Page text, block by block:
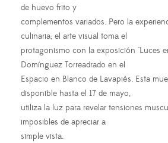
de huevo frito y
complementos variados. Pero la
culinaria; el arte visual toma el
protagonismo con la exposición "Luces
Domínguez Torreadrado en el
Espacio en Blanco de Lavapiés. Esta
disponible hasta el 17 de mayo,
utiliza la luz para revelar tensiones
imposibles de apreciar a
simple vista.